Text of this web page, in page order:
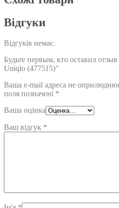
Відгуки
Відгуків немає.
Будьте первым, кто оставил
Uniqlo (477515)”
Ваша e-mail адреса не
поля позначені *
Ваша оцінка
Ваш відгук *